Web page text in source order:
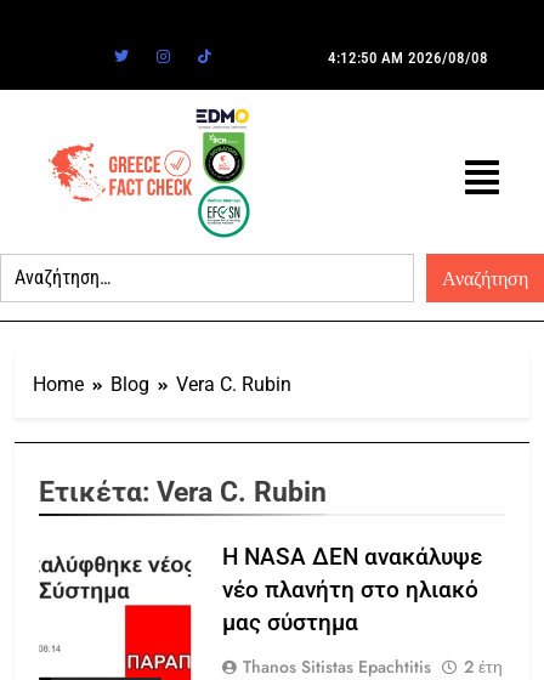
4:12:50 AM 2026/08/08
Home Blog Vera C. Rubin
Ετικέτα: Vera C. Rubin
Η NASA ΔΕΝ ανακάλυψε
νέο πλανήτη στο ηλιακό
μας σύστημα
Thanos Sitistas Epachtitis
2 έτη